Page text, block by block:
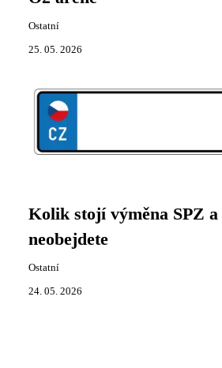
Ostatní
25. 05. 2026
Kolik stojí výměna SPZ a
neobejdete
Ostatní
24. 05. 2026